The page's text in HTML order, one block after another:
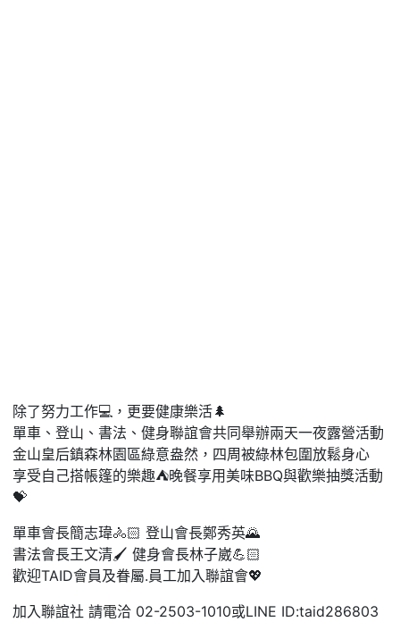
除了努力工作💻，更要健康樂活🌲
單車、登山、書法、健身聯誼會共同舉辦兩天一夜露營活動
金山皇后鎮森林園區綠意盎然，四周被綠林包圍放鬆身心
享受自己搭帳篷的樂趣⛺晚餐享用美味BBQ與歡樂抽獎活動
💝
單車會長簡志瑋🚴🏻 登山會長鄭秀英🌄
書法會長王文清🖌️ 健身會長林子崴💪🏻
歡迎TAID會員及眷屬.員工加入聯誼會💖
加入聯誼社 請電洽 02-2503-1010或LINE ID:taid286803